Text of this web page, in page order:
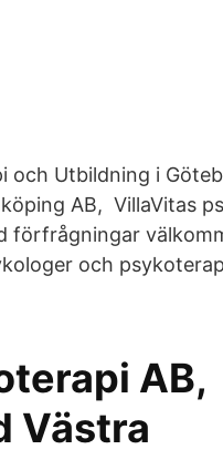
och Utbildning i
AB, VillaVitas
förfrågningar
och
AB,
Västra